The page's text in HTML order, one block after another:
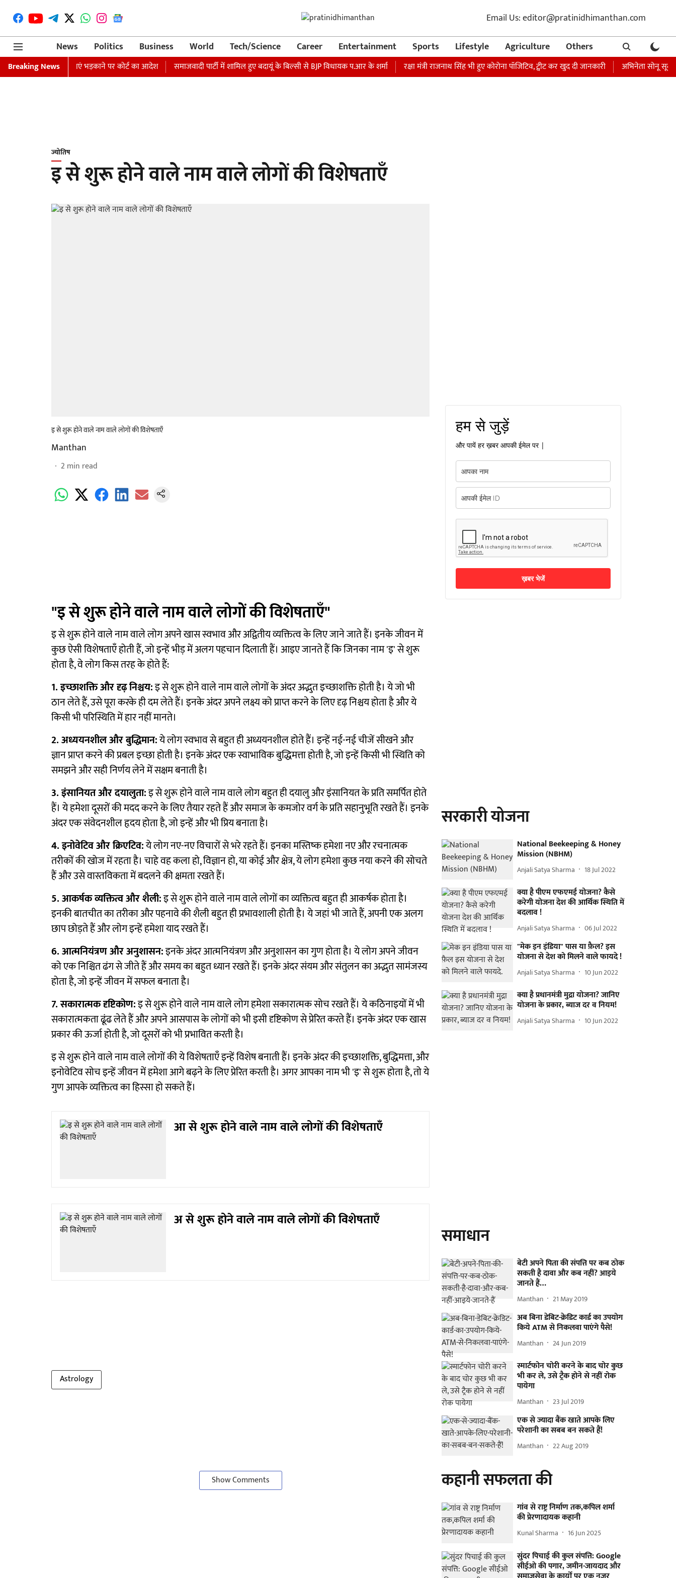
Email Us: editor@pratinidhimanthan.com
News
Politics Business World Tech/Science Career Entertainment Sports Lifestyle Agriculture Others
Breaking News
वारंट जारी, धार्मिक भावनाएं भड़काने पर कोर्ट का आदेश समाजवादी पार्टी में शामिल हुए बदायूं के बिल्सी से BJP विधायक प.आर के शर्मा रक्षा मंत्री राजनाथ सिंह भी हुए कोरोना पॉजिटिव, ट्वीट कर खुद दी जानकारी अभिनेता सोनू सूद
ज्योतिष
इ से शुरू होने वाले नाम वाले लोगों की विशेषताएँ
इ से शुरू होने वाले नाम वाले लोगों की विशेषताएँ
Manthan
2 min read
"इ से शुरू होने वाले नाम वाले लोगों की विशेषताएँ"
इ से शुरू होने वाले नाम वाले लोग अपने खास स्वभाव और अद्वितीय व्यक्तित्व के लिए जाने जाते हैं। इनके जीवन में
कुछ ऐसी विशेषताएँ होती हैं, जो इन्हें भीड़ में अलग पहचान दिलाती हैं। आइए जानते हैं कि जिनका नाम 'इ' से शुरू
होता है, वे लोग किस तरह के होते हैं:
1. इच्छाशक्ति और दृढ़ निश्चय:इ से शुरू होने वाले नाम वाले लोगों के अंदर अद्भुत इच्छाशक्ति होती है। ये जो भी
ठान लेते हैं, उसे पूरा करके ही दम लेते हैं। इनके अंदर अपने लक्ष्य को प्राप्त करने के लिए दृढ़ निश्चय होता है और ये
किसी भी परिस्थिति में हार नहीं मानते।
2. अध्ययनशील और बुद्धिमान:ये लोग स्वभाव से बहुत ही अध्ययनशील होते हैं। इन्हें नई-नई चीजें सीखने और
ज्ञान प्राप्त करने की प्रबल इच्छा होती है। इनके अंदर एक स्वाभाविक बुद्धिमत्ता होती है, जो इन्हें किसी भी स्थिति को
समझने और सही निर्णय लेने में सक्षम बनाती है।
3. इंसानियत और दयालुता:इ से शुरू होने वाले नाम वाले लोग बहुत ही दयालु और इंसानियत के प्रति समर्पित होते
हैं। ये हमेशा दूसरों की मदद करने के लिए तैयार रहते हैं और समाज के कमजोर वर्ग के प्रति सहानुभूति रखते हैं। इनके
अंदर एक संवेदनशील हृदय होता है, जो इन्हें और भी प्रिय बनाता है।
4. इनोवेटिव और क्रिएटिव:ये लोग नए-नए विचारों से भरे रहते हैं। इनका मस्तिष्क हमेशा नए और रचनात्मक
तरीकों की खोज में रहता है। चाहे वह कला हो, विज्ञान हो, या कोई और क्षेत्र, ये लोग हमेशा कुछ नया करने की सोचते
हैं और उसे वास्तविकता में बदलने की क्षमता रखते हैं।
5. आकर्षक व्यक्तित्व और शैली:इ से शुरू होने वाले नाम वाले लोगों का व्यक्तित्व बहुत ही आकर्षक होता है।
इनकी बातचीत का तरीका और पहनावे की शैली बहुत ही प्रभावशाली होती है। ये जहां भी जाते हैं, अपनी एक अलग
छाप छोड़ते हैं और लोग इन्हें हमेशा याद रखते हैं।
6. आत्मनियंत्रण और अनुशासन:इनके अंदर आत्मनियंत्रण और अनुशासन का गुण होता है। ये लोग अपने जीवन
को एक निश्चित ढंग से जीते हैं और समय का बहुत ध्यान रखते हैं। इनके अंदर संयम और संतुलन का अद्भुत सामंजस्य
होता है, जो इन्हें जीवन में सफल बनाता है।
7. सकारात्मक दृष्टिकोण:इ से शुरू होने वाले नाम वाले लोग हमेशा सकारात्मक सोच रखते हैं। ये कठिनाइयों में भी
सकारात्मकता ढूंढ लेते हैं और अपने आसपास के लोगों को भी इसी दृष्टिकोण से प्रेरित करते हैं। इनके अंदर एक खास
प्रकार की ऊर्जा होती है, जो दूसरों को भी प्रभावित करती है।
इ से शुरू होने वाले नाम वाले लोगों की ये विशेषताएँ इन्हें विशेष बनाती हैं। इनके अंदर की इच्छाशक्ति, बुद्धिमत्ता, और
इनोवेटिव सोच इन्हें जीवन में हमेशा आगे बढ़ने के लिए प्रेरित करती है। अगर आपका नाम भी 'इ' से शुरू होता है, तो ये
गुण आपके व्यक्तित्व का हिस्सा हो सकते हैं।
आ से शुरू होने वाले नाम वाले लोगों की विशेषताएँ
अ से शुरू होने वाले नाम वाले लोगों की विशेषताएँ
Astrology
Show Comments
हम से जुड़ें
और पायें हर ख़बर आपकी ईमेल पर |
ख़बर भेजें
सरकारी योजना
National Beekeeping & Honey
Mission (NBHM)
Anjali Satya Sharma 18 Jul 2022
क्या है पीएम एफएमई योजना? कैसे
करेगी योजना देश की आर्थिक स्थिति में
बदलाव !
Anjali Satya Sharma 06 Jul 2022
"मेक इन इंडिया" पास या फ़ैल? इस
योजना से देश को मिलने वाले फायदे !
Anjali Satya Sharma 10 Jun 2022
क्या है प्रधानमंत्री मुद्रा योजना? जानिए
योजना के प्रकार, ब्याज दर व नियम!
Anjali Satya Sharma 10 Jun 2022
समाधान
बेटी अपने पिता की संपत्ति पर कब ठोक
सकती है दावा और कब नहीं? आइये
जानते हैं…
Manthan 21 May 2019
अब बिना डेबिट-क्रेडिट कार्ड का उपयोग
किये ATM से निकलवा पाएंगे पैसे!
Manthan 24 Jun 2019
स्मार्टफोन चोरी करने के बाद चोर कुछ
भी कर ले, उसे ट्रैक होने से नहीं रोक
पायेगा
Manthan 23 Jul 2019
एक से ज्यादा बैंक खाते आपके लिए
परेशानी का सबब बन सकते हैं!
Manthan 22 Aug 2019
कहानी सफलता की
गांव से राष्ट्र निर्माण तक,कपिल शर्मा
की प्रेरणादायक कहानी
Kunal Sharma 16 Jun 2025
सुंदर पिचाई की कुल संपत्ति: Google
सीईओ की पगार, जमीन-जायदाद और